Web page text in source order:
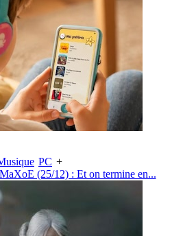
PC +
(25/12) : Et on termine en...